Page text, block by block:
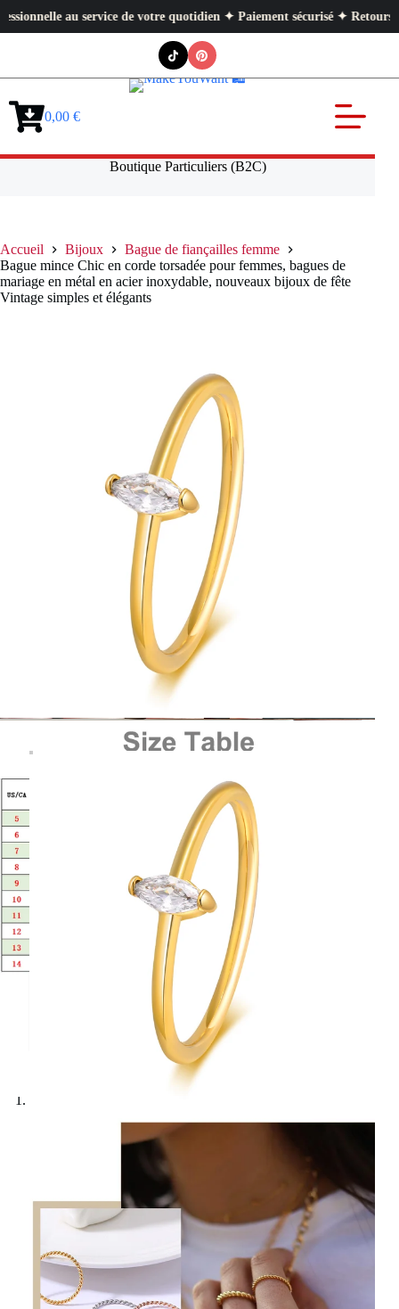
service de votre quotidien ✦ Paiement sécurisé ✦ Retours faciles
Panier0,00 €
Boutique Particuliers (B2C)
Accueil Bijoux
Bague de fiançailles femme
Bague mince Chic en corde torsadée pour femmes, bagues de
mariage en métal en acier inoxydable, nouveaux bijoux de fête
Vintage simples et élégants